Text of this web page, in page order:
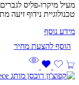
מעיל מיקרו-פליס
טכנולוגיית נידוף זיעה
מידע נוסף